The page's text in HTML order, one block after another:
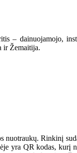
– dainuojamojo,
ir Žemaitija.
nuotraukų. Rinkinį
yra QR kodas, kurį